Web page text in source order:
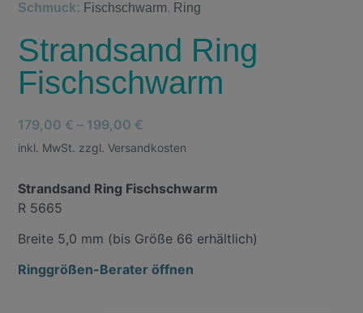
Schmuck: Fischschwarm, Ring
Strandsand Ring
Fischschwarm
179,00 € – 199,00 €
inkl. MwSt. zzgl. Versandkosten
Strandsand Ring Fischschwarm
R 5665
Breite 5,0 mm (bis Größe 66 erhältlich)
Ringgrößen-Berater öffnen